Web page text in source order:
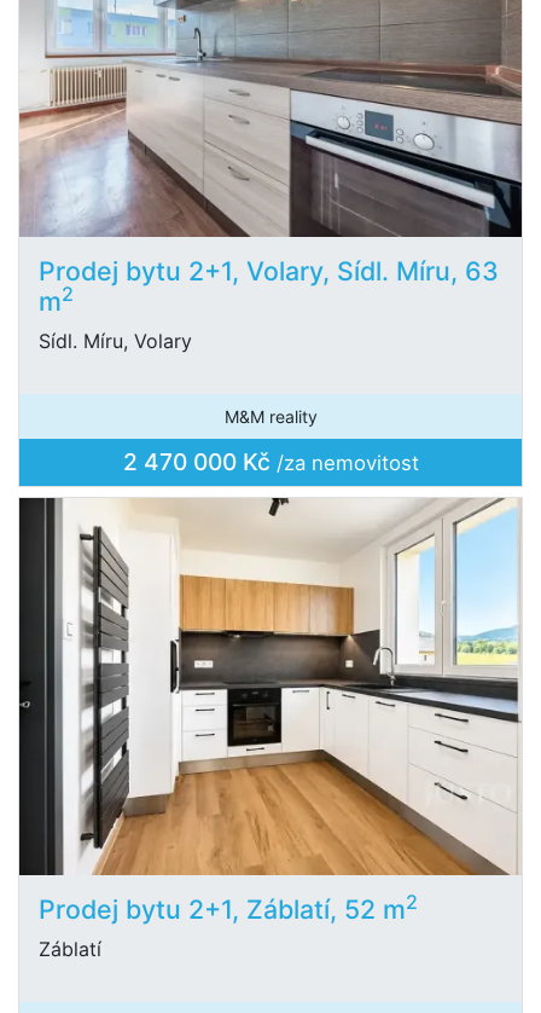
Prodej bytu 2+1, Volary, Sídl. Míru, 63
m2
Sídl. Míru, Volary
M&M reality
2 470 000 Kč /za nemovitost
Prodej bytu 2+1, Záblatí, 52 m2
Záblatí